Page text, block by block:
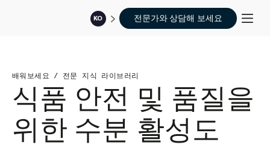
KO 전문가와 상담해 보세요
배워보세요 / 전문 지식 라이브러리
식품 안전 및 품질을
위한 수분 활성도